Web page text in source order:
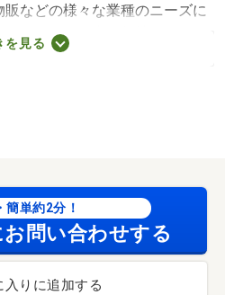
などの様々な業種のニーズに
おります。尚、弊社ではおと
ません。現地での内覧お待ち
ていないオススメ物件多数ご
軽にお申し付け下さいませ。
いただいております。０６－６
等：加入要（都度お問い合わ
の天満橋駅近オフィスビ
いませ。 美容室、エステ等相
・駐輪場：近有・未入居物件
を見る
簡単約2分！
問い合わせする
入りに追加する